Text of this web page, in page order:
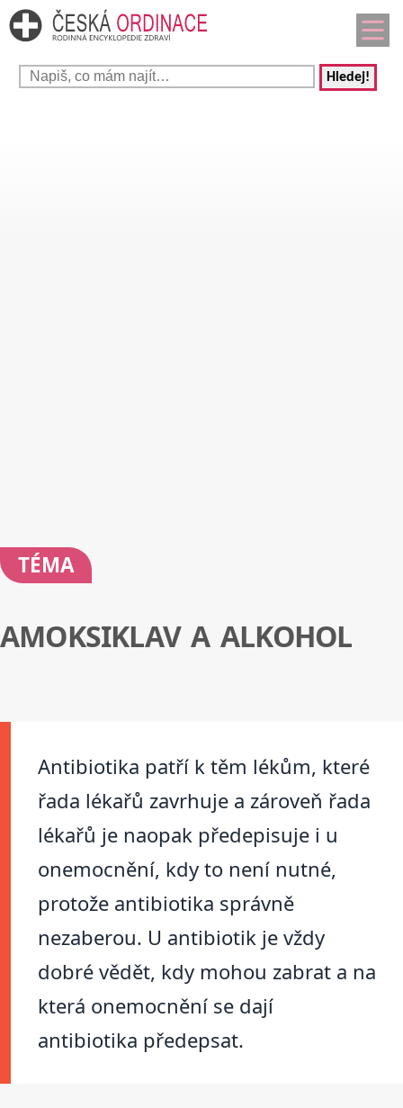
Hledej!
TÉMA
AMOKSIKLAV A ALKOHOL
Antibiotika patří k těm lékům, které
řada lékařů zavrhuje a zároveň řada
lékařů je naopak předepisuje i u
onemocnění, kdy to není nutné,
protože antibiotika správně
nezaberou. U antibiotik je vždy
dobré vědět, kdy mohou zabrat a na
která onemocnění se dají
antibiotika předepsat.